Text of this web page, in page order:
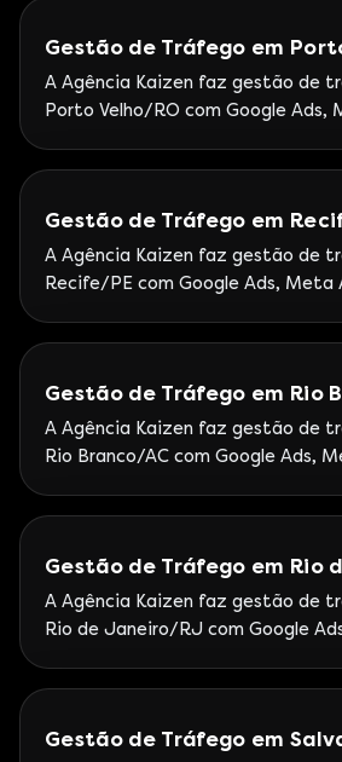
Gestão de Tráfego em
A Agência Kaizen faz gestão de
Porto Velho/RO com Google Ads,
em leads e ROI.
Gestão de Tráfego em
A Agência Kaizen faz gestão de
Recife/PE com Google Ads, Meta
performance semanais.
Gestão de Tráfego em Rio
A Agência Kaizen faz gestão de
Rio Branco/AC com Google Ads,
Partner Premier.
Gestão de Tráfego em Rio
A Agência Kaizen faz gestão de
Rio de Janeiro/RJ com Google
ao Sudeste e cases nacionais de
Gestão de Tráfego em